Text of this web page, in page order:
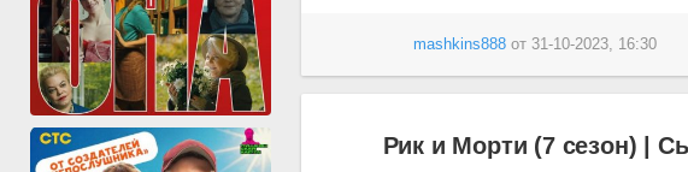
mashkins888от 31-10-2023, 16:30
Рик и Морти (7 сезон) |